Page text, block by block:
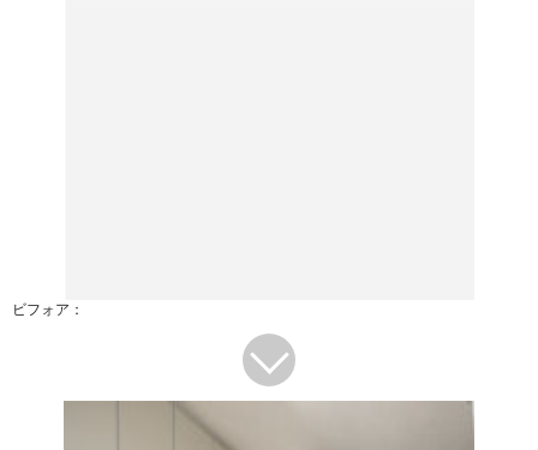
ビフォア：